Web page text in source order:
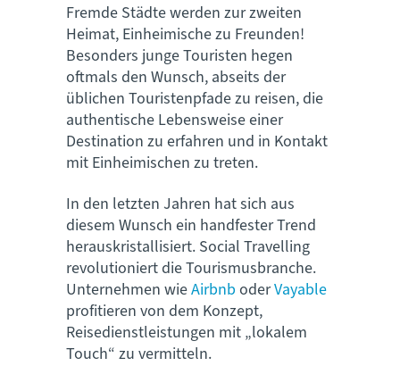
Fremde Städte werden zur zweiten
Heimat, Einheimische zu Freunden!
Besonders junge Touristen hegen
oftmals den Wunsch, abseits der
üblichen Touristenpfade zu reisen, die
authentische Lebensweise einer
Destination zu erfahren und in Kontakt
mit Einheimischen zu treten.
In den letzten Jahren hat sich aus
diesem Wunsch ein handfester Trend
herauskristallisiert. Social Travelling
revolutioniert die Tourismusbranche.
Unternehmen wieAirbnb oderVayable
profitieren von dem Konzept,
Reisedienstleistungen mit „lokalem
Touch“ zu vermitteln.